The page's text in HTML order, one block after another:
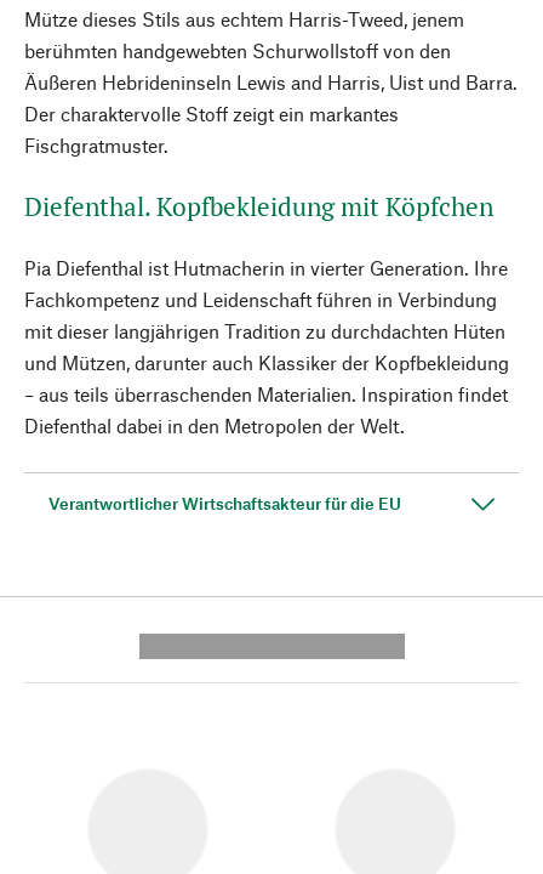
Mütze dieses Stils aus echtem Harris-Tweed, jenem
berühmten handgewebten Schurwollstoff von den
Äußeren Hebrideninseln Lewis and Harris, Uist und Barra.
Der charaktervolle Stoff zeigt ein markantes
Fischgratmuster.
Diefenthal. Kopfbekleidung mit Köpfchen
Pia Diefenthal ist Hutmacherin in vierter Generation. Ihre
Fachkompetenz und Leidenschaft führen in Verbindung
mit dieser langjährigen Tradition zu durchdachten Hüten
und Mützen, darunter auch Klassiker der Kopfbekleidung
– aus teils überraschenden Materialien. Inspiration findet
Diefenthal dabei in den Metropolen der Welt.
Verantwortlicher Wirtschaftsakteur für die EU